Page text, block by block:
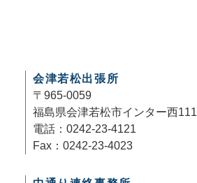
会津若松出張所
〒965-0059
福島県会津若松市インター西111
電話：0242-23-4121
Fax：0242-23-4023